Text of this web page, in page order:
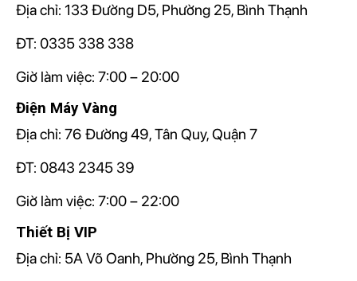
Địa chỉ: 133 Đường D5, Phường 25, Bình Thạnh
ĐT: 0335 338 338
Giờ làm việc: 7:00 – 20:00
Điện Máy Vàng
Địa chỉ: 76 Đường 49, Tân Quy, Quận 7
ĐT: 0843 2345 39
Giờ làm việc: 7:00 – 22:00
Thiết Bị VIP
Địa chỉ: 5A Võ Oanh, Phường 25, Bình Thạnh